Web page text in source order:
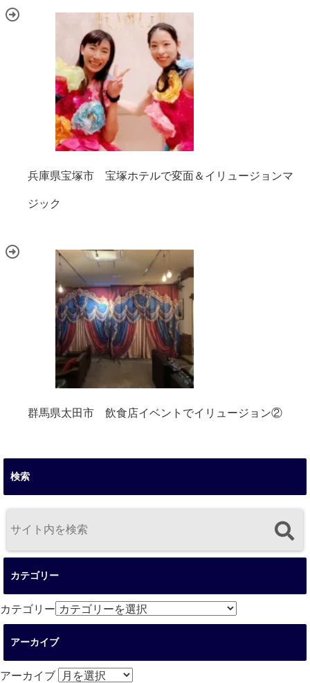
兵庫県宝塚市 宝塚ホテルで変面＆イリュージョンマ
ジック
群馬県太田市 飲食店イベントでイリュージョン②
検索
カテゴリー
カテゴリー
アーカイブ
アーカイブ